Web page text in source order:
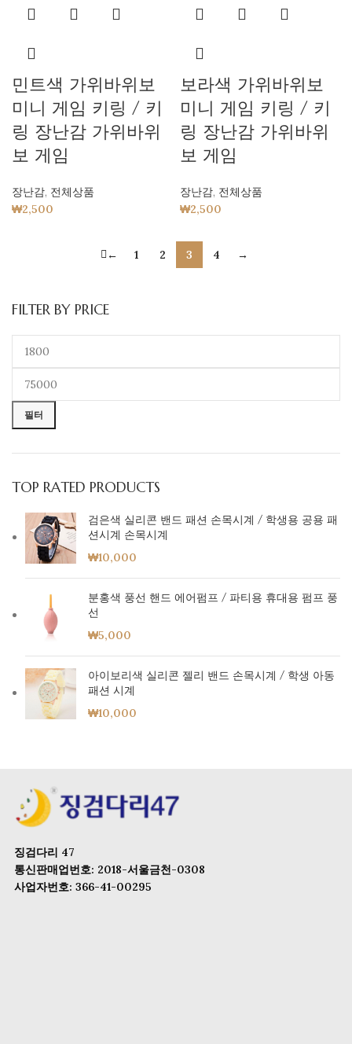
FILTER BY PRICE
필터
TOP RATED PRODUCTS
검은색 실리콘 밴드 패션 손목시계 / 학생용 공용 패
션시계 손목시계
₩10,000
분홍색 풍선 핸드 에어펌프 / 파티용 휴대용 펌프 풍
선
₩5,000
아이보리색 실리콘 젤리 밴드 손목시계 / 학생 아동
패션 시계
₩10,000
민트색 가위바위보
미니 게임 키링 / 키
링 장난감 가위바위
보 게임
장난감, 전체상품
₩2,500
보라색 가위바위보
미니 게임 키링 / 키
링 장난감 가위바위
보 게임
장난감, 전체상품
₩2,500
← 1 2 3 4 →
징검다리 47
통신판매업번호: 2018-서울금천-0308
사업자번호: 366-41-00295